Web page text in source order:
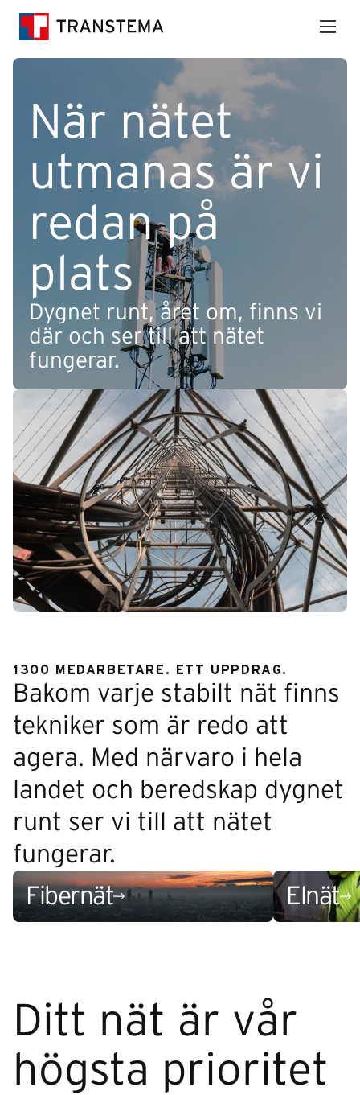
När nätet
utmanas är vi
redan på
plats
Dygnet runt, året om, finns vi
där och ser till att nätet
fungerar.
1300 MEDARBETARE. ETT UPPDRAG.
Bakom varje stabilt nät finns
tekniker som är redo att
agera. Med närvaro i hela
landet och beredskap dygnet
runt ser vi till att nätet
fungerar.
Fibernät
Elnät
Ditt nät är vår
högsta prioritet